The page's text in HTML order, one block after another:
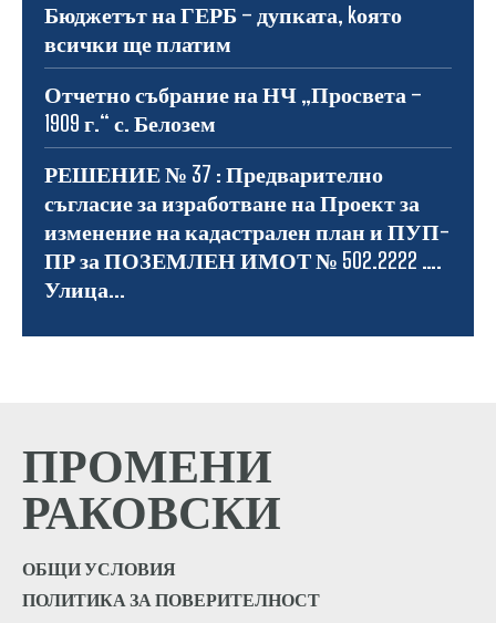
Бюджетът на ГЕРБ – дупката, kоято
всички ще платим
Отчетно събрание на НЧ „Просвета –
1909 г.“ с. Белозем
РЕШЕНИЕ № 37 : Предварително
съгласие за изработване на Проект за
изменение на кадастрален план и ПУП-
ПР за ПОЗЕМЛЕН ИМОТ № 502.2222 ….
Улица...
ПРОМЕНИ
РАКОВСКИ
ОБЩИ УСЛОВИЯ
ПОЛИТИКА ЗА ПОВЕРИТЕЛНОСТ